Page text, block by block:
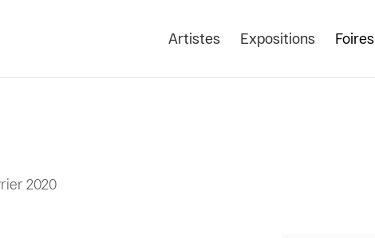
Artistes Expositions Foires
2020